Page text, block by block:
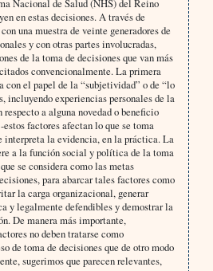
Nacional de Salud (NHS) del Reino
en estas decisiones. A través de
una muestra de veinte generadores de
y con otras partes involucradas,
de la toma de decisiones que van más
convencionalmente. La primera
con el papel de la “subjetividad” o de “lo
incluyendo experiencias personales de la
a alguna novedad o beneficio
factores afectan lo que se toma
interpreta la evidencia, en la práctica. La
a la función social y política de la toma
se considera como las metas
para abarcar tales factores como
la carga organizacional, generar
y legalmente defendibles y demostrar la
De manera más importante,
no deben tratarse como
de toma de decisiones que de otro modo
sugerimos que parecen relevantes,